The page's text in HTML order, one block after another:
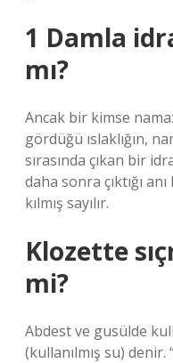
1 Damla
mı?
Ancak bir kimse
gördüğü ıslaklığın,
sırasında çıkan bir
daha sonra çıktığı
kılmış sayılır.
Klozette
mi?
Abdest ve gusülde
(kullanılmış su) denir.